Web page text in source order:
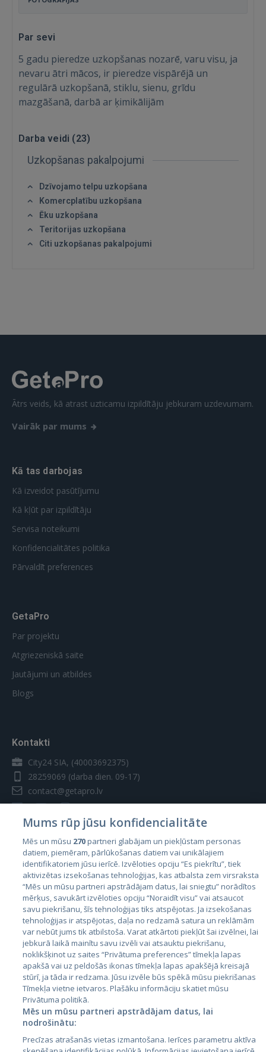
FACEBOOK
 Sign in with Apple
Par sevi
5 gadu pieredze uzkopšanas nozarē, varu visu, ja
nevaru ātri mācos, ir pieredze vispārējā un
regulārā uzkopšanā, stiklu, sienu, grīdu
mazgāšanā, darbā ar ķimikālijām
Darba veidi (23)
Uzkopšanas pakalpojumi
Dzīvojamo telpu uzkopšana
Komercplatību uzkopšana
Ēku uzkopšana
Teritorijas uzkopšana
Citi uzkopšanas pakalpojumi
Ātrs veids, kā atrast uzticamu izpildītāju jebkuram uzdevumam.
Vairāk par mums
Kā tas darbojas
Kā izveidot pasūtījumu
Kā kļūt par izpildītāju
Servisa noteikumi
Konfidencialitātes politika
Pārvaldīt preferences
GetaPro
Par projektu
Atgriezeniskā saite
Jautājumi un atbildes
Blogs
Kontakti
City24 SIA, (40003692375)
28259069 (darba dien. 09-17)
contact@getapro.lv
Valstis
Igaunija
Latvija
Lietuva
City24.lv
City24.ee
Kainos.lt
Mums rūp jūsu konfidencialitāte
Mēs un mūsu 270partneri glabājam un piekļūstam personas
datiem, piemēram, pārlūkošanas datiem vai unikālajiem
identifikatoriem jūsu ierīcē. Izvēloties opciju “Es piekrītu”, tiek
aktivizētas izsekošanas tehnoloģijas, kas atbalsta zem virsraksta
“Mēs un mūsu partneri apstrādājam datus, lai sniegtu” norādītos
mērķus, savukārt izvēloties opciju “Noraidīt visu” vai atsaucot
savu piekrišanu, šīs tehnoloģijas tiks atspējotas. Ja izsekošanas
tehnoloģijas ir atspējotas, daļa no redzamā satura un reklāmām
var nebūt jums tik atbilstoša. Varat atkārtoti piekļūt šai izvēlnei, lai
jebkurā laikā mainītu savu izvēli vai atsauktu piekrišanu,
noklikšķinot uz saites “Privātuma preferences” tīmekļa lapas
apakšā vai uz peldošās ikonas tīmekļa lapas apakšējā kreisajā
stūrī, ja tāda ir redzama. Jūsu izvēle būs spēkā mūsu piekrišanas
Tīmekļa vietne ietvaros. Plašāku informāciju skatiet mūsu
Privātuma politikā.
Mēs un mūsu partneri apstrādājam datus, lai
nodrošinātu:
Precīzas atrašanās vietas izmantošana. Ierīces parametru aktīva